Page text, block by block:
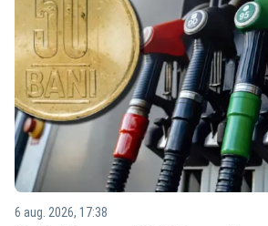
6 aug. 2026, 17:38